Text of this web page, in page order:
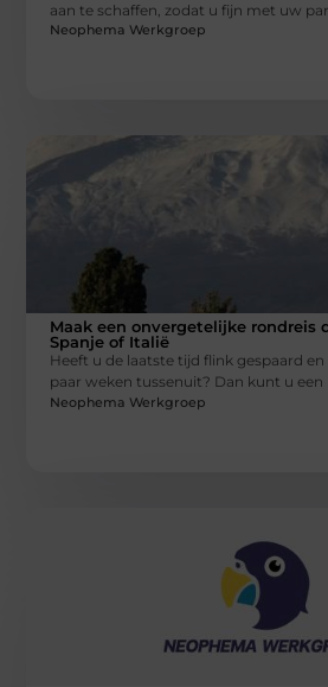
aan te schaffen, zodat u fijn met uw
Neophema Werkgroep
Maak een onvergetelijke rondreis
Spanje of Italië
Heeft u de laatste tijd flink gespaard
paar weken tussenuit? Dan kunt u een
Neophema Werkgroep